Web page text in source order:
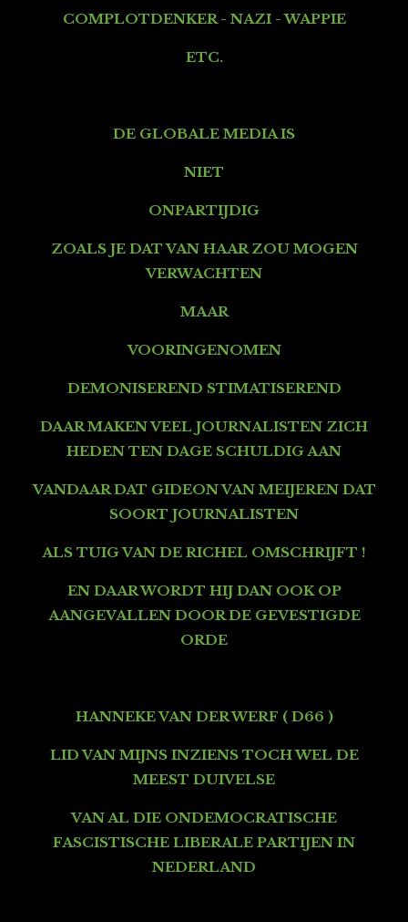
COMPLOTDENKER - NAZI - WAPPIE
ETC.
DE GLOBALE MEDIA IS
NIET
ONPARTIJDIG
ZOALS JE DAT VAN HAAR ZOU MOGEN
VERWACHTEN
MAAR
VOORINGENOMEN
DEMONISEREND STIMATISEREND
DAAR MAKEN VEEL JOURNALISTEN ZICH
HEDEN TEN DAGE SCHULDIG AAN
VANDAAR DAT GIDEON VAN MEIJEREN DAT
SOORT JOURNALISTEN
ALS TUIG VAN DE RICHEL OMSCHRIJFT !
EN DAAR WORDT HIJ DAN OOK OP
AANGEVALLEN DOOR DE GEVESTIGDE
ORDE
HANNEKE VAN DER WERF ( D66 )
LID VAN MIJNS INZIENS TOCH WEL DE
MEEST DUIVELSE
VAN AL DIE ONDEMOCRATISCHE
FASCISTISCHE LIBERALE PARTIJEN IN
NEDERLAND